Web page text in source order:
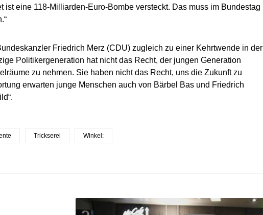
ist eine 118-Milliarden-Euro-Bombe versteckt. Das muss im Bundestag
Friedrich Merz (CDU) zugleich zu einer Kehrtwende in der
Politikergeneration hat nicht das Recht, der jungen Generation
zu nehmen. Sie haben nicht das Recht, uns die Zukunft zu
erwarten junge Menschen auch von Bärbel Bas und Friedrich
Trickserei Winkel: